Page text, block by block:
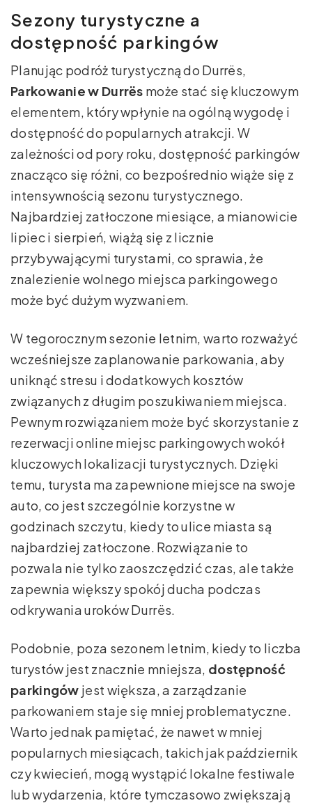
Sezony turystyczne a
dostępność parkingów
Planując podróż turystyczną do Durrës,
Parkowanie w Durrës może stać się kluczowym
elementem, który wpłynie na ogólną wygodę i
dostępność do popularnych atrakcji. W
zależności od pory roku, dostępność parkingów
znacząco się różni, co bezpośrednio wiąże się z
intensywnością sezonu turystycznego.
Najbardziej zatłoczone miesiące, a mianowicie
lipiec i sierpień, wiążą się z licznie
przybywającymi turystami, co sprawia, że
znalezienie wolnego miejsca parkingowego
może być dużym wyzwaniem.
W tegorocznym sezonie letnim, warto rozważyć
wcześniejsze zaplanowanie parkowania, aby
uniknąć stresu i dodatkowych kosztów
związanych z długim poszukiwaniem miejsca.
Pewnym rozwiązaniem może być skorzystanie z
rezerwacji online miejsc parkingowych wokół
kluczowych lokalizacji turystycznych. Dzięki
temu, turysta ma zapewnione miejsce na swoje
auto, co jest szczególnie korzystne w
godzinach szczytu, kiedy to ulice miasta są
najbardziej zatłoczone. Rozwiązanie to
pozwala nie tylko zaoszczędzić czas, ale także
zapewnia większy spokój ducha podczas
odkrywania uroków Durrës.
Podobnie, poza sezonem letnim, kiedy to liczba
turystów jest znacznie mniejsza, dostępność
parkingów jest większa, a zarządzanie
parkowaniem staje się mniej problematyczne.
Warto jednak pamiętać, że nawet w mniej
popularnych miesiącach, takich jak październik
czy kwiecień, mogą wystąpić lokalne festiwale
lub wydarzenia, które tymczasowo zwiększają